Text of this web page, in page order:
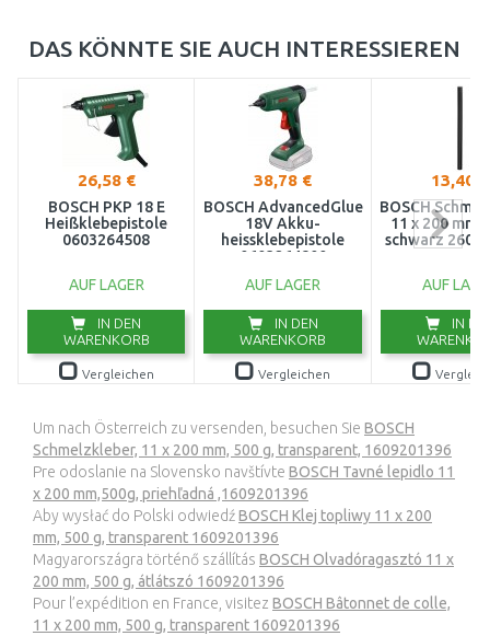
DAS KÖNNTE SIE AUCH INTERESSIEREN
26,58 €
BOSCH PKP 18 E
Heißklebepistole
0603264508
AUF LAGER
IN DEN
WARENKORB
Vergleichen
38,78 €
BOSCH AdvancedGlue
18V Akku-
heissklebepistole
0603264800
AUF LAGER
IN DEN
WARENKORB
Vergleichen
13,40 €
BOSCH
11 x 200 mm,
schwarz
AUF
IN
Um nach Österreich zu versenden, besuchen Sie BOSCH
Schmelzkleber, 11 x 200 mm, 500 g, transparent, 1609201396
Pre odoslanie na Slovensko navštívte BOSCH Tavné lepidlo 11
x 200 mm,500g, priehľadná ,1609201396
Aby wysłać do Polski odwiedźBOSCH Klej topliwy 11 x 200
mm, 500 g, transparent 1609201396
Magyarországra történő szállítás BOSCH Olvadóragasztó 11 x
200 mm, 500 g, átlátszó 1609201396
Pour l’expédition en France, visitez BOSCH Bâtonnet de colle,
11 x 200 mm, 500 g, transparent 1609201396